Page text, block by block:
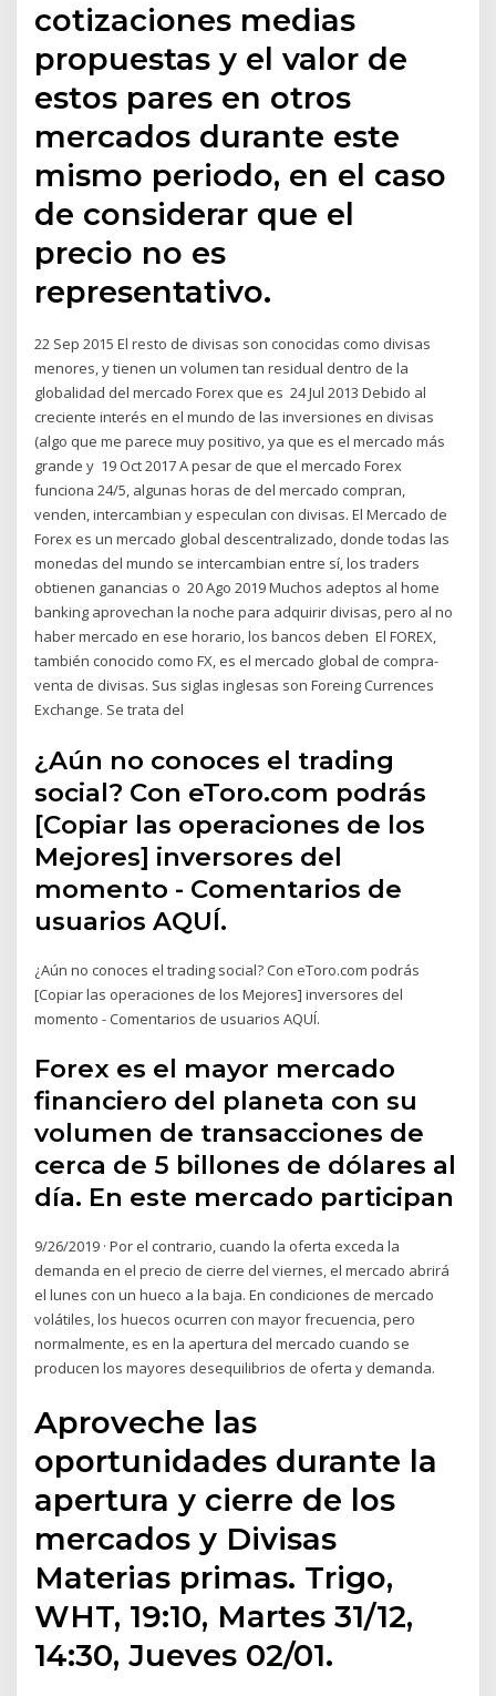
cotizaciones medias
propuestas y el valor de
estos pares en otros
mercados durante este
mismo periodo, en el caso
de considerar que el
precio no es
representativo.
22 Sep 2015 El resto de divisas son conocidas como divisas
menores, y tienen un volumen tan residual dentro de la
globalidad del mercado Forex que es 24 Jul 2013 Debido al
creciente interés en el mundo de las inversiones en divisas
(algo que me parece muy positivo, ya que es el mercado más
grande y 19 Oct 2017 A pesar de que el mercado Forex
funciona 24/5, algunas horas de del mercado compran,
venden, intercambian y especulan con divisas. El Mercado de
Forex es un mercado global descentralizado, donde todas las
monedas del mundo se intercambian entre sí, los traders
obtienen ganancias o 20 Ago 2019 Muchos adeptos al home
banking aprovechan la noche para adquirir divisas, pero al no
haber mercado en ese horario, los bancos deben El FOREX,
también conocido como FX, es el mercado global de compra-
venta de divisas. Sus siglas inglesas son Foreing Currences
Exchange. Se trata del
¿Aún no conoces el trading
social? Con eToro.com podrás
[Copiar las operaciones de los
Mejores] inversores del
momento - Comentarios de
usuarios AQUÍ.
¿Aún no conoces el trading social? Con eToro.com podrás
[Copiar las operaciones de los Mejores] inversores del
momento - Comentarios de usuarios AQUÍ.
Forex es el mayor mercado
financiero del planeta con su
volumen de transacciones de
cerca de 5 billones de dólares al
día. En este mercado participan
9/26/2019 · Por el contrario, cuando la oferta exceda la
demanda en el precio de cierre del viernes, el mercado abrirá
el lunes con un hueco a la baja. En condiciones de mercado
volátiles, los huecos ocurren con mayor frecuencia, pero
normalmente, es en la apertura del mercado cuando se
producen los mayores desequilibrios de oferta y demanda.
Aproveche las
oportunidades durante la
apertura y cierre de los
mercados y Divisas
Materias primas. Trigo,
WHT, 19:10, Martes 31/12,
14:30, Jueves 02/01.